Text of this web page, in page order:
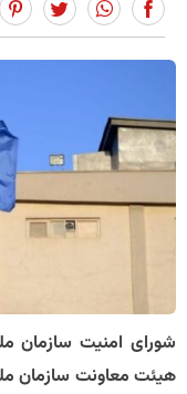
شورای امنیت سازمان